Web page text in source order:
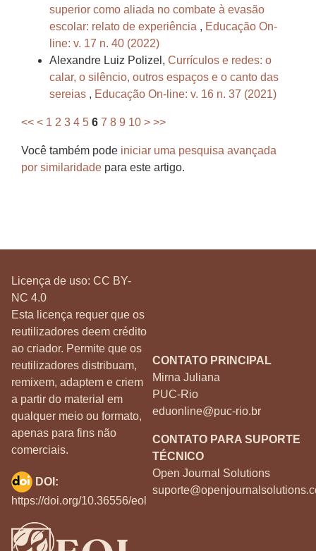
superior como aliada no combate à evasão
escolar: relato de experiência , Educação On-
line: v. 17 n. 40 (2022)
Alexandre Luiz Polizel, Currículos e redes: o
calar, o silêncio, outros espaços e o canto das
sereias , Educação On-line: v. 16 n. 37 (2021)
<< < 1 2 3 4 5 6 7 8 9 10 > >>
Você também pode iniciar uma pesquisa avançada
por similaridade para este artigo.
Licença de uso: CC BY-
NC 4.0
Esta licença requer que os
reutilizadores deem crédito
ao criador. Permite que os
reutilizadores distribuam,
remixem, adaptem e criem
a partir do material em
qualquer meio ou formato,
apenas para fins não
comerciais.
CONTATO PRINCIPAL
Mirna Juliana
PUC-Rio
eduonline@puc-rio.br
CONTATO PARA SUPORTE
TÉCNICO
Open Journal Solutions
DOI:
https://doi.org/10.36556/eol